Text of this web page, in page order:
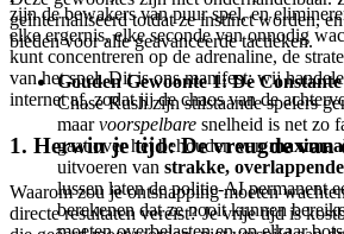
geïnternaliseerd totdat ze instinct worden,
bieden voor alle geavanceerde tactieken.
Gouden Gewoonte 1: De
Chase Rush zijn stilstaande spelers
maarvoorspelbare snelheid is net zo
gaat over het behouden van
uitvoeren van strakke,
lussen laten de politie-AI permanent
berekenen dat ze nooit kunnen
zijn de bewakers van puur spel, en
elke ergernis, elke seconde van onnodig
kunt concentreren op de adrenaline, de
van het spel. Dit is ons manifest: wij
internet af, zodat jij de chaos van de
1. Herwin je tijd: De vreugde van
Waarom zou je ontsnapping moeten
directe resultaten vereist? Je vrije tijd is